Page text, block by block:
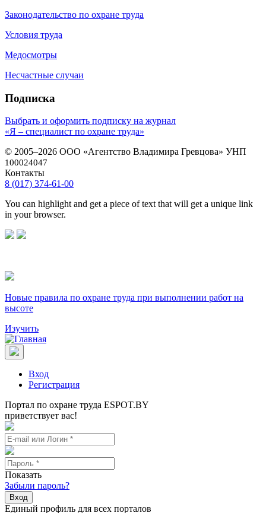
Законодательство по охране труда
Условия труда
Медосмотры
Несчастные случаи
Подписка
Выбрать и оформить подписку на журнал
«Я – специалист по охране труда»
© 2005–2026 ООО «Агентство Владимира Гревцова» УНП
100024047
Контакты
8 (017) 374-61-00
You can highlight and get a piece of text that will get a unique link
in your browser.
Новые правила по охране труда при выполнении работ на
высоте
Изучить
Вход
Регистрация
Портал по охране труда ESPOT.BY
приветствует вас!
Показать
Забыли пароль?
Вход
Единый профиль для всех порталов